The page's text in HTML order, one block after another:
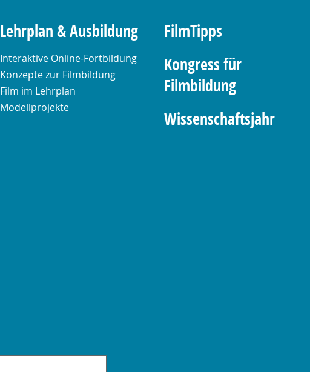
Lehrplan & Ausbildung
Interaktive Online-Fortbildung
Konzepte zur Filmbildung
Film im Lehrplan
Modellprojekte
FilmTipps
Kongress für
Filmbildung
Wissenschaftsjahr